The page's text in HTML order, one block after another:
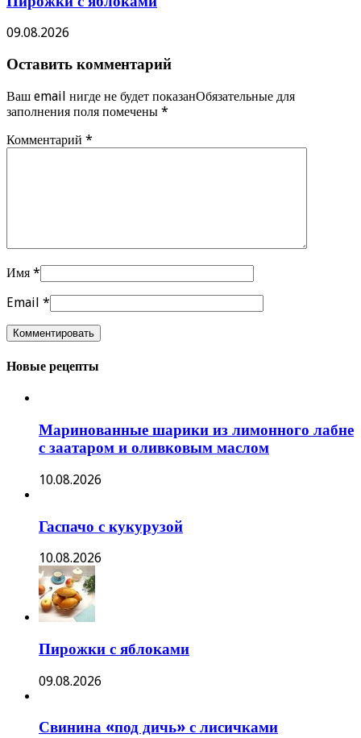
09.08.2026
Оставить комментарий
Ваш email нигде не будет показанОбязательные для
заполнения поля помечены *
Комментарий *
Имя *
Email *
Новые рецепты
Маринованные шарики из лимонного лабне
с заатаром и оливковым маслом
10.08.2026
Гаспачо с кукурузой
10.08.2026
Пирожки с яблоками
09.08.2026
Свинина «под дичь» с лисичками